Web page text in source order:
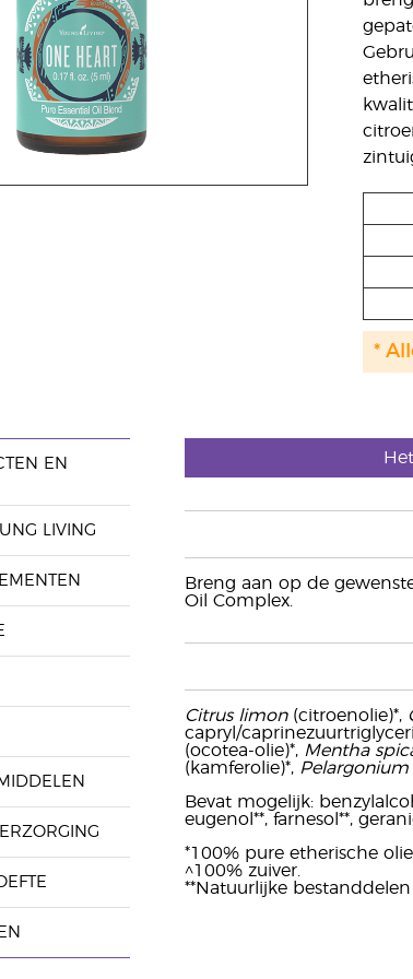
*
EN
LIVING
Breng aan op de
Oil Complex.
Citrus limon(citroenolie)*,
capryl/
(ocotea-olie)*, Mentha
(kamferolie)*, Pelargonium
Bevat mogelijk:
eugenol**, farnesol**,
*100% pure etherische olie
^100% zuiver.
**Natuurlijke